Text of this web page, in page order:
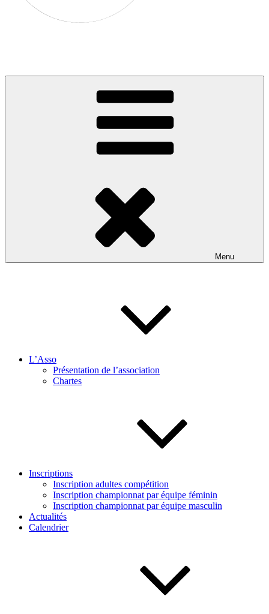
Menu
L’Asso
Présentation de l’association
Chartes
Inscriptions
Inscription adultes compétition
Inscription championnat par équipe féminin
Inscription championnat par équipe masculin
Actualités
Calendrier